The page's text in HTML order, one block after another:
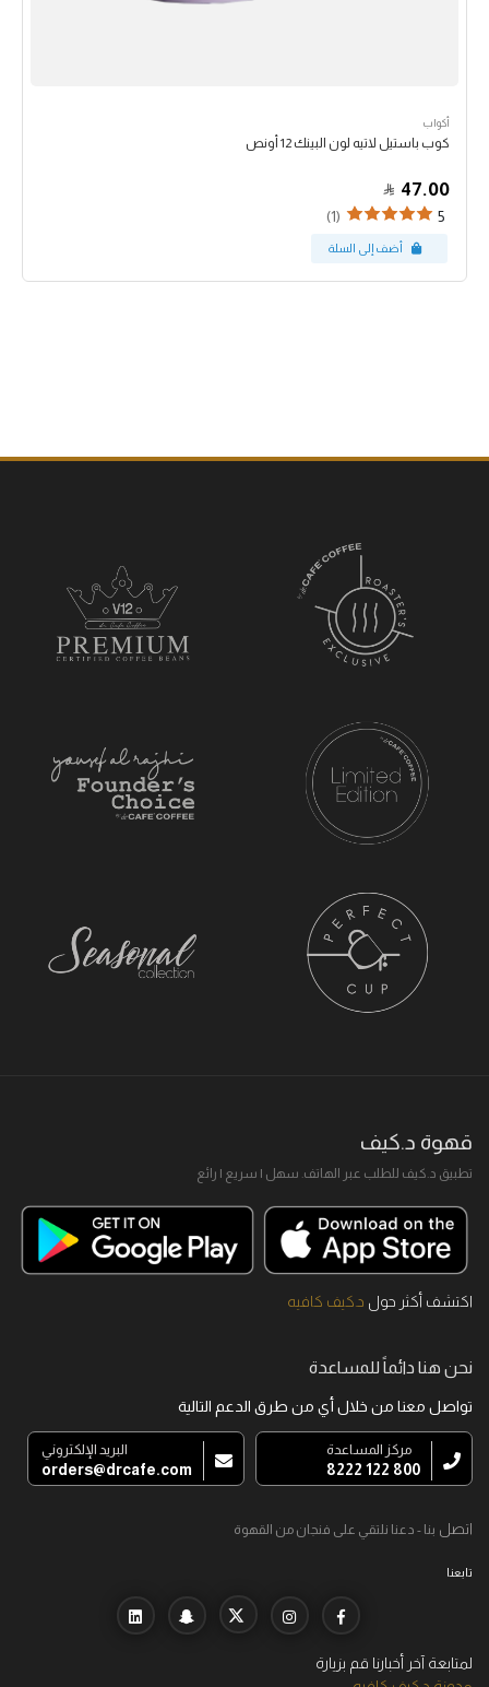
أكواب
كوب باستيل لاتيه لون البينك 12 أونص
47.00
5
(1)
قهوة د.كيف
تطبيق د.كيف للطلب عبر الهاتف. سهل I سريع I رائع
اكتشف أكثر حول د.كيف كافيه
نحن هنا دائماً للمساعدة
تواصل معنا من خلال أي من طرق الدعم التالية
مركز المساعدة
800 122 8222
البريد الإلكتروني
orders@drcafe.com
اتصل بنا - دعنا نلتقي على فنجان من القهوة
تابعنا
لمتابعة آخر أخبارنا قم بزيارة